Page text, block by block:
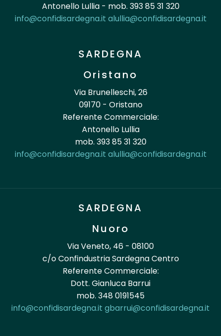
Antonello Lullia - mob. 393 85 31 320
info@confidisardegna.it alullia@confidisardegna.it
SARDEGNA
Oristano
Via Brunelleschi, 26
09170 - Oristano
Referente Commerciale:
Antonello Lullia
mob. 393 85 31 320
info@confidisardegna.it alullia@confidisardegna.it
SARDEGNA
Nuoro
Via Veneto, 46 - 08100
c/o Confindustria Sardegna Centro
Referente Commerciale:
Dott. Gianluca Barrui
mob. 348 0191545
info@confidisardegna.it gbarrui@confidisardegna.it